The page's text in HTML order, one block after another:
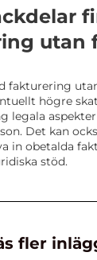
utan
fakturering
högre
legala
Det kan
in obetalda
stöd.
fler